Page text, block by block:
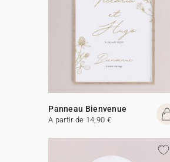
Panneau Bienvenue
A partir de 14,90 €